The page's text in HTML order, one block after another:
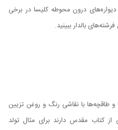
دارند. بر دیواره‌های درون محوطه کلیسا در برخی
بالدار ببینید.
و طاقچه‌ها با نقاشی رنگ و روغن تزیین
از کتاب مقدس دارند برای مثال تولد